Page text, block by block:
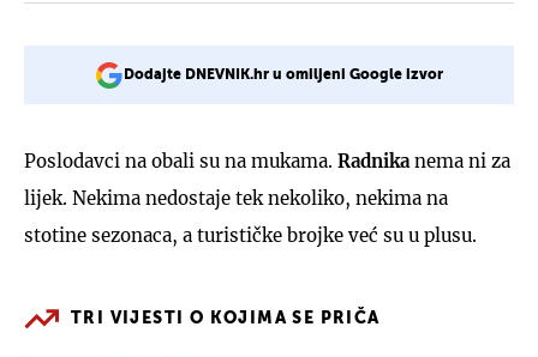
Dodajte DNEVNIK.hr u omiljeni Google izvor
Poslodavci na obali su na mukama. Radnikanema ni za
lijek. Nekima nedostaje tek nekoliko, nekima na
stotine sezonaca, a turističke brojke već su u plusu.
TRI VIJESTI O KOJIMA SE PRIČA